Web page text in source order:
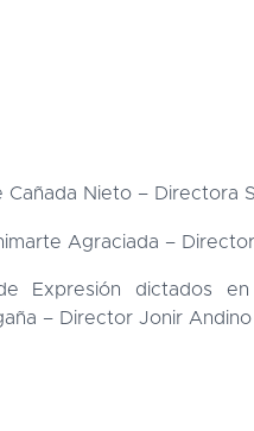
Cañada Nieto – Directora
Agraciada –
Expresión dictados en
– Director Jonir Andino